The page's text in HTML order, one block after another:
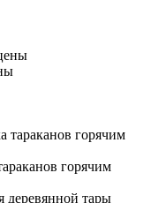
горячим